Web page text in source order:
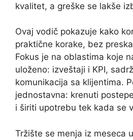
kvalitet, a greške se lakše
Ovaj vodič pokazuje kako
praktične korake, bez
Fokus je na oblastima koje
uloženo: izveštaji i KPI,
komunikacija sa klijentima.
jednostavna: krenuti
i širiti upotrebu tek kada se
Tržište se menja iz meseca